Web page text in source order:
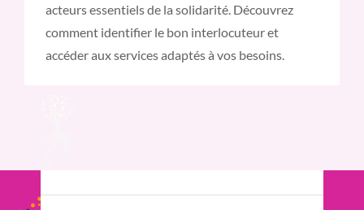
acteurs essentiels de la solidarité. Découvrez
comment identifier le bon interlocuteur et
accéder aux services adaptés à vos besoins.